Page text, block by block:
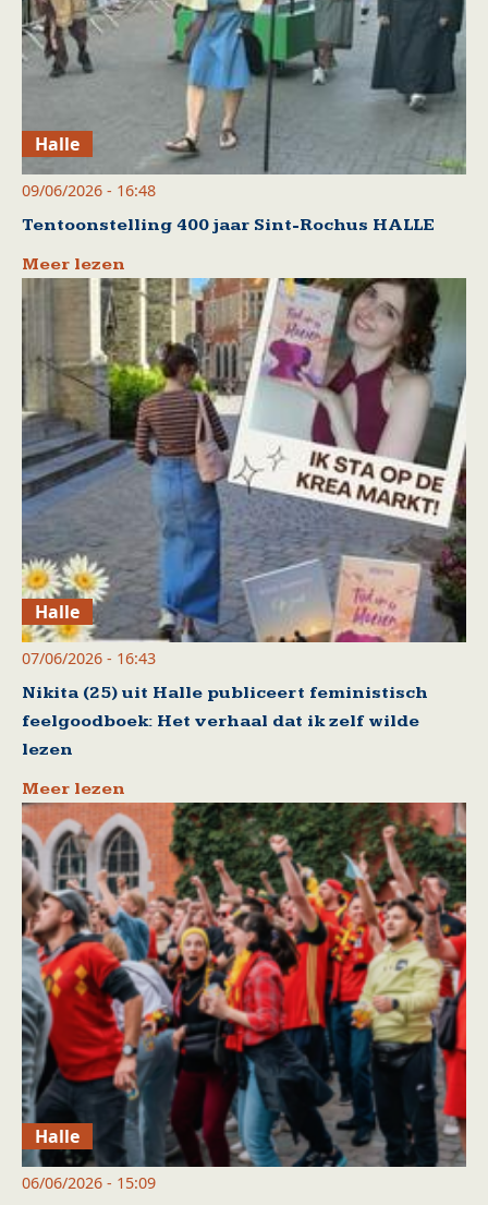
Halle
09/06/2026 - 16:48
Tentoonstelling 400 jaar Sint-Rochus HALLE
Meer lezen
Halle
07/06/2026 - 16:43
Nikita (25) uit Halle publiceert feministisch
feelgoodboek: Het verhaal dat ik zelf wilde
lezen
Meer lezen
Halle
06/06/2026 - 15:09